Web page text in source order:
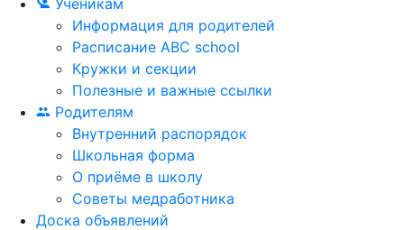
Ученикам
Информация для родителей
Расписание ABC school
Кружки и секции
Полезные и важные ссылки
Родителям
Внутренний распорядок
Школьная форма
О приёме в школу
Советы медработника
Доска объявлений